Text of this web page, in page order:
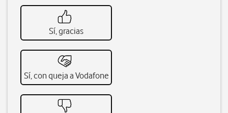
Sí, gracias
Sí, con queja a Vodafone